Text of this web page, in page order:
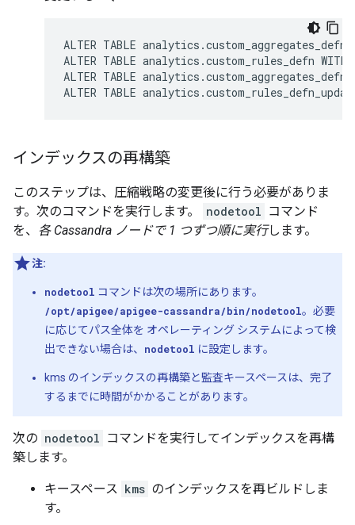
ALTER TABLE
ALTER TABLE analytics.custom_rules_defn
ALTER TABLE
ALTER TABLE
インデックスの再構築
このステップは、圧縮戦略の変更後に行う必要がありま
す。次のコマンドを実行します。
nodetool コマンド
を、
各 Cassandra ノードで 1 つずつ順に実行します。
注:
nodetool コマンドは次の場所にあります。
/opt/apigee/apigee-cassandra/bin/nodetool。必要
に応じてパス全体を オペレーティング システムによって検
出できない場合は、 nodetool に設定します。
kms のインデックスの再構築と監査キースペースは、完了
するまでに時間がかかることがあります。
次の nodetool コマンドを実行してインデックスを再構
築します。
キースペース kms のインデックスを再ビルドしま
す。